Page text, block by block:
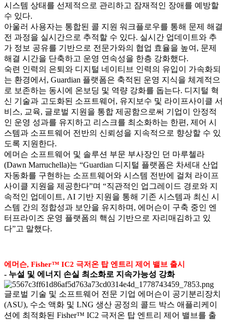
시스템 상태를 선제적으로 관리하고 잠재적인 장애를 예방할
수 있다.
아울러 사용자는 통합된 콜 지원 워크플로우를 통해 문제 해결
전 과정을 실시간으로 추적할 수 있다. 실시간 업데이트와 추
가 정보 공유를 기반으로 전문가와의 협업 효율을 높여, 문제
해결 시간을 단축하고 운영 연속성을 한층 강화했다.
숙련 인력의 은퇴와 디지털 네이티브 인력의 유입이 가속화되
는 환경에서, Guardian 플랫폼은 축적된 운영 지식을 체계적으
로 보존하는 동시에 온보딩 및 역량 강화를 돕는다. 디지털 혁
신 기술과 고도화된 소프트웨어, 유지보수 및 라이프사이클 서
비스, 교육, 글로벌 지원을 통합 제공함으로써 기업이 안정적
인 운영 성과를 유지하고 리스크를 최소화하는 한편, 제어 시
스템과 소프트웨어 전반의 신뢰성을 지속적으로 향상할 수 있
도록 지원한다.
에머슨 소프트웨어 및 솔루션 부문 부사장인 던 마루첼라
(Dawn Marruchella)는 “Guardian 디지털 플랫폼은 차세대 산업
자동화를 구현하는 소프트웨어와 시스템 전반에 걸쳐 라이프
사이클 지원을 제공한다”며 “직관적인 업그레이드 경로와 지
속적인 업데이트, AI 기반 지원을 통해 기존 시스템과 최신 시
스템 간의 정합성과 보안을 유지하며, 에머슨이 구축 중인 엔
터프라이즈 운영 플랫폼의 핵심 기반으로 자리매김하고 있
다”고 말했다.
에머슨, Fisher™ IC2 극저온 탑 엔트리 제어 밸브 출시
- 누설 및 에너지 손실 최소화로 지속가능성 강화
글로벌 기술 및 소프트웨어 전문 기업 에머슨이 공기분리장치
(ASU), 수소 액화 및 LNG 생산 공정의 콜드 박스 애플리케이
션에 최적화된 Fisher™ IC2 극저온 탑 엔트리 제어 밸브를 출